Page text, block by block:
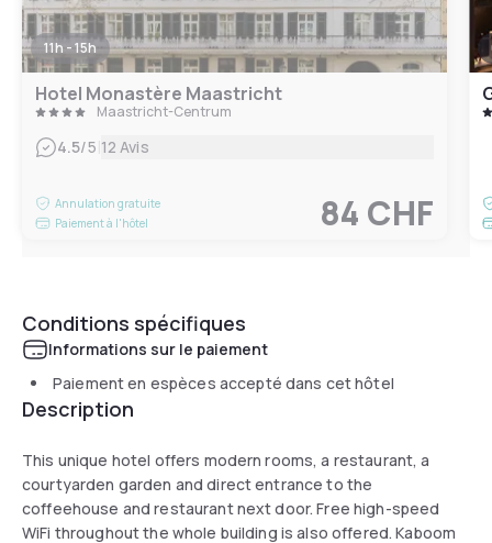
11h - 15h
Hotel Monastère Maastricht
Maastricht-Centrum
4.5/5 12 Avis
Annulation gratuite
Paiement à l'hôtel
84 CHF
Conditions spécifiques
Informations sur le paiement
Paiement en espèces accepté dans cet hôtel
Description
This unique hotel offers modern rooms, a restaurant, a
courtyarden garden and direct entrance to the
coffeehouse and restaurant next door. Free high-speed
WiFi throughout the whole building is also offered. Kaboom